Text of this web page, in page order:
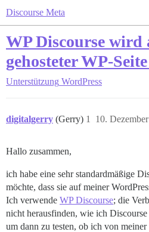
Discourse Meta
WP Discourse wird
gehosteter WP-
Unterstützung WordPress
digitalgerry (Gerry) 10.
1
Hallo zusammen,
ich habe eine sehr standardmäßige
möchte, dass sie auf meiner
Ich verwende WP Discourse; die
nicht herausfinden, wie ich
um dann zu testen, ob ich von meiner